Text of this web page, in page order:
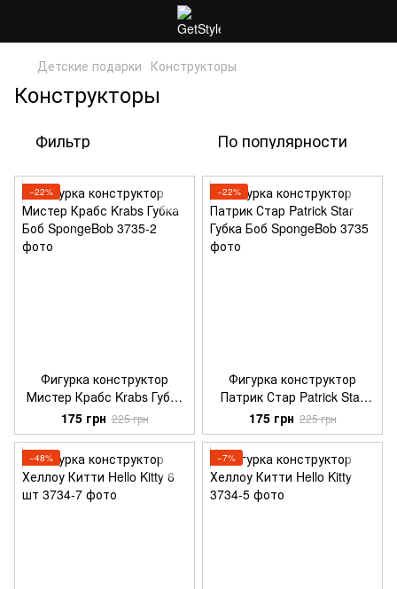
Детские подарки Конструкторы
Конструкторы
Фильтр По популярности
−22%
Фигурка конструктор
Мистер Крабс Krabs Губка
Боб SpongeBob
175 грн 225 грн
−22%
Фигурка конструктор
Патрик Стар Patrick Star
Губка Боб SpongeBob
175 грн 225 грн
−48% −7%